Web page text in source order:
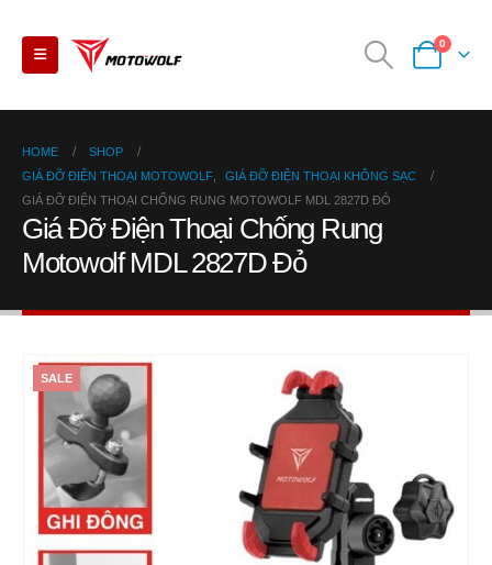
0
HOME
SHOP
GIÁ ĐỠ ĐIỆN THOẠI MOTOWOLF
GIÁ ĐỠ ĐIỆN THOẠI KHÔNG SẠC
GIÁ ĐỠ ĐIỆN THOẠI CHỐNG RUNG MOTOWOLF MDL 2827D ĐỎ
Giá Đỡ Điện Thoại Chống Rung
Motowolf MDL 2827D Đỏ
SALE